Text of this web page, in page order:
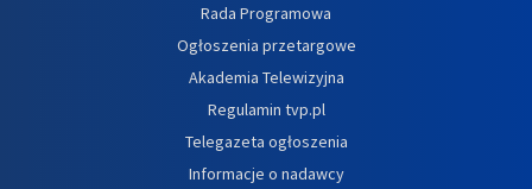
Rada Programowa
Ogłoszenia przetargowe
Akademia Telewizyjna
Regulamin tvp.pl
Telegazeta ogłoszenia
Informacje o nadawcy